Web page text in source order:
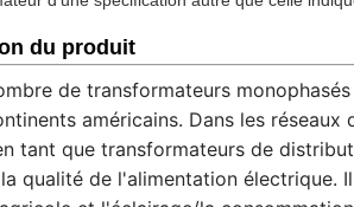
du produit
de transformateurs
américains. Dans les
tant que transformateurs de
qualité de l'alimentation électrique.